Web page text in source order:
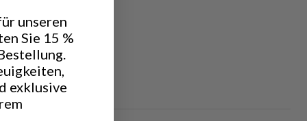
unseren
Sie 15 %
exklusive